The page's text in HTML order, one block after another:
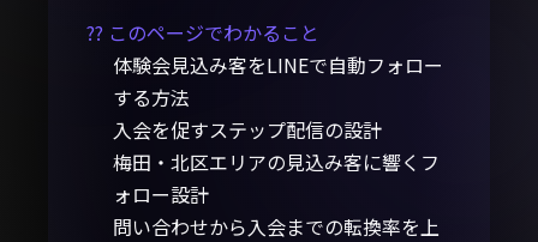
?? このページでわかること
体験会見込み客をLINEで自動フォロー
する方法
入会を促すステップ配信の設計
梅田・北区エリアの見込み客に響くフ
ォロー設計
問い合わせから入会までの転換率を上